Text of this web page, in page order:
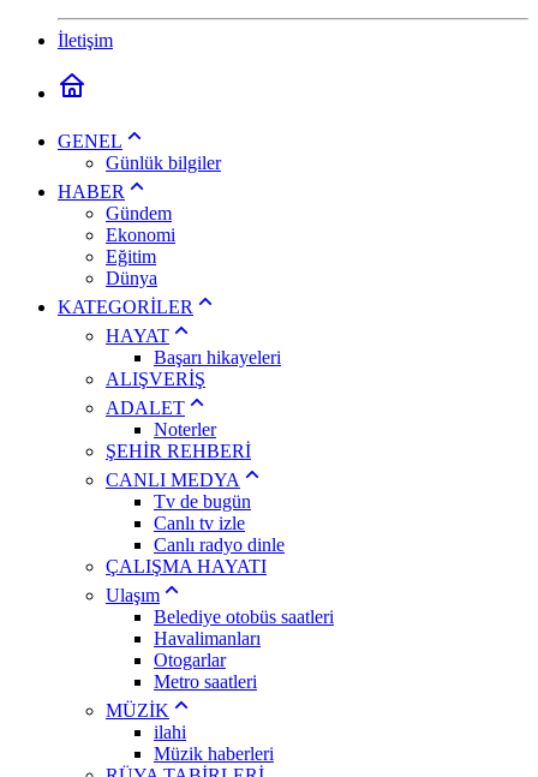
İletişim
GENEL
Günlük bilgiler
HABER
Gündem
Ekonomi
Eğitim
Dünya
KATEGORİLER
HAYAT
Başarı hikayeleri
ALIŞVERİŞ
ADALET
Noterler
ŞEHİR REHBERİ
CANLI MEDYA
Tv de bugün
Canlı tv izle
Canlı radyo dinle
ÇALIŞMA HAYATI
Ulaşım
Belediye otobüs saatleri
Havalimanları
Otogarlar
Metro saatleri
MÜZİK
ilahi
Müzik haberleri